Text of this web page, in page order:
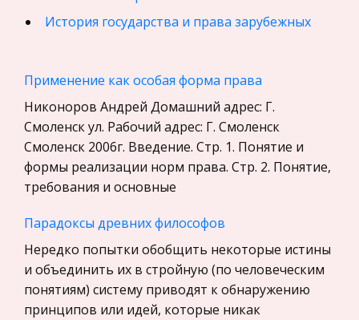
История государства и права зарубежных
Искусство, Культура, Литература
Компьютерные сети
Материаловедение
Программирование, Базы данных
Бухгалтерский учет
История
Уголовное право
Применение как особая форма права
Никоноров Андрей Домашний адрес: Г.
Смоленск ул. Рабочий адрес: Г. Смоленск
Смоленск 2006г. Введение. Стр. 1. Понятие и
формы реализации норм права. Стр. 2. Понятие,
требования и основные
Парадоксы древних философов
Нередко попытки обобщить некоторые истины
и объединить их в стройную (по человеческим
понятиям) систему приводят к обнаружению
принципов или идей, которые никак